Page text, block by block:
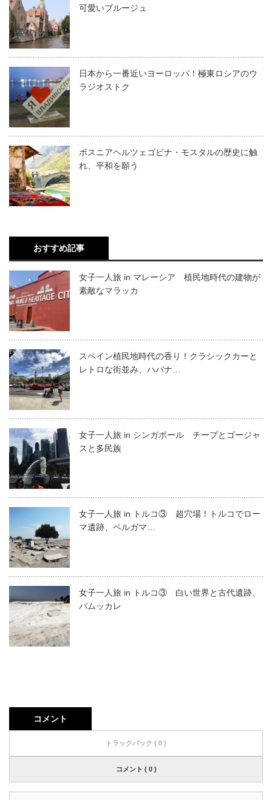
可愛いブルージュ
日本から一番近いヨーロッパ！極東ロシアのウ
ラジオストク
ボスニアヘルツェゴビナ・モスタルの歴史に触
れ、平和を願う
おすすめ記事
女子一人旅 in マレーシア 植民地時代の建物が
素敵なマラッカ
スペイン植民地時代の香り！クラシックカーと
レトロな街並み、ハバナ…
女子一人旅 in シンガポール チープとゴージャ
スと多民族
女子一人旅 in トルコ③ 超穴場！トルコでロー
マ遺跡、ベルガマ…
女子一人旅 in トルコ③ 白い世界と古代遺跡、
パムッカレ
コメント
トラックバック ( 0 )
コメント ( 0 )